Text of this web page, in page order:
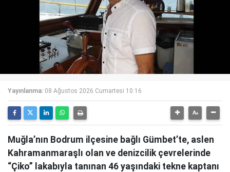
Yayınlanma: 08 Ağustos 2026 Cumartesi 10:16
Muğla’nın Bodrum ilçesine bağlı Gümbet’te, aslen
Kahramanmaraşlı olan ve denizcilik çevrelerinde
“Çiko” lakabıyla tanınan 46 yaşındaki tekne kaptanı